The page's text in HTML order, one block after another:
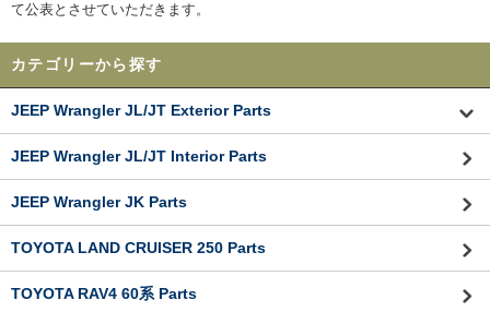
て公表とさせていただきます。
カテゴリーから探す
JEEP Wrangler JL/JT Exterior Parts
JEEP Wrangler JL/JT Interior Parts
JEEP Wrangler JK Parts
TOYOTA LAND CRUISER 250 Parts
TOYOTA RAV4 60系 Parts